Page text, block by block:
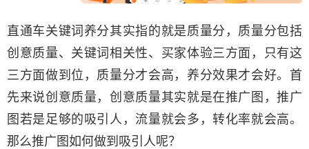
直通车关键词养分其实指的就是质量分，质量分包括
创意质量、关键词相关性、买家体验三方面，只有这
三方面做到位，质量分才会高，养分效果才会好。首
先来说创意质量，创意质量其实就是在推广图，推广
图若是足够的吸引人，流量就会多，转化率就会高。
那么推广图如何做到吸引人呢？